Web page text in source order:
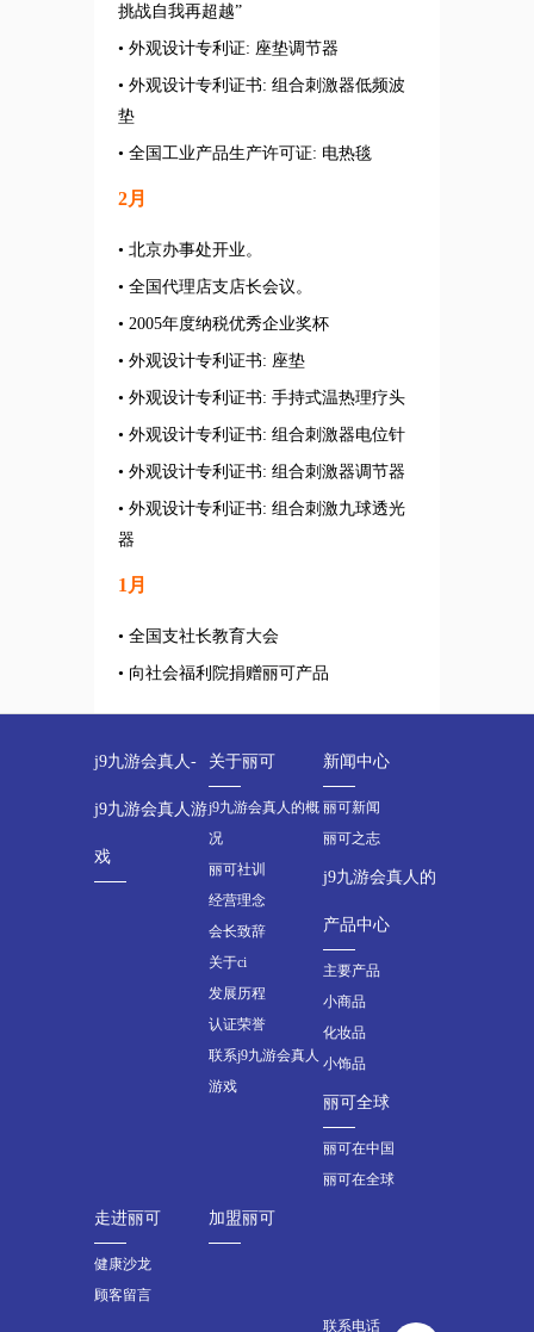
挑战自我再超越”
• 外观设计专利证: 座垫调节器
• 外观设计专利证书: 组合刺激器低频波
垫
• 全国工业产品生产许可证: 电热毯
2月
• 北京办事处开业。
• 全国代理店支店长会议。
• 2005年度纳税优秀企业奖杯
• 外观设计专利证书: 座垫
• 外观设计专利证书: 手持式温热理疗头
• 外观设计专利证书: 组合刺激器电位针
• 外观设计专利证书: 组合刺激器调节器
• 外观设计专利证书: 组合刺激九球透光
器
1月
• 全国支社长教育大会
• 向社会福利院捐赠丽可产品
j9九游会真人-
j9九游会真人游
戏
关于丽可
j9九游会真人的概
况
丽可社训
经营理念
会长致辞
关于ci
发展历程
认证荣誉
联系j9九游会真人
游戏
新闻中心
丽可新闻
丽可之志
j9九游会真人的
产品中心
主要产品
小商品
化妆品
小饰品
丽可全球
丽可在中国
丽可在全球
走进丽可
健康沙龙
顾客留言
加盟丽可
联系电话